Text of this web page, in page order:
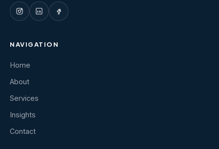
NAVIGATION
Home
About
Services
Insights
Contact